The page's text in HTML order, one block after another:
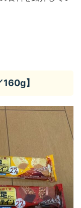
】